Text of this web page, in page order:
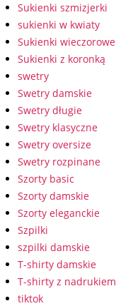
Sukienki szmizjerki
sukienki w kwiaty
Sukienki wieczorowe
Sukienki z koronką
swetry
Swetry damskie
Swetry długie
Swetry klasyczne
Swetry oversize
Swetry rozpinane
Szorty basic
Szorty damskie
Szorty eleganckie
Szpilki
szpilki damskie
T-shirty damskie
T-shirty z nadrukiem
tiktok